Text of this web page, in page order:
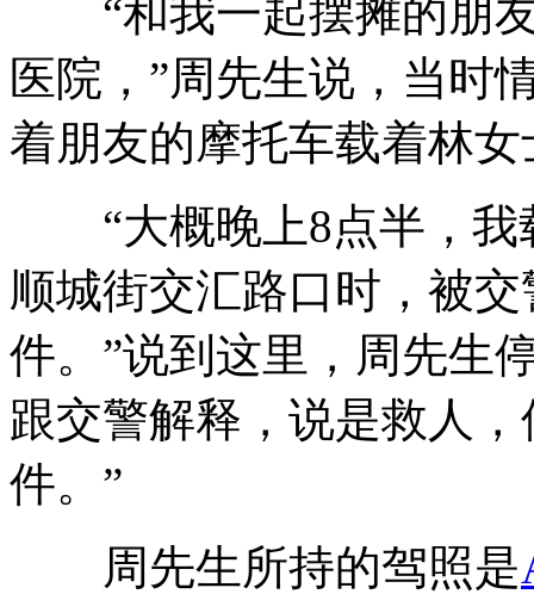
“和我一起摆摊的朋友
医院，”周先生说，当时
着朋友的摩托车载着林
“大概晚上8点半，我
顺城街交汇路口时，被
件。”说到这里，周先生
跟交警解释，说是救人
件。”
周先生所持的驾照是